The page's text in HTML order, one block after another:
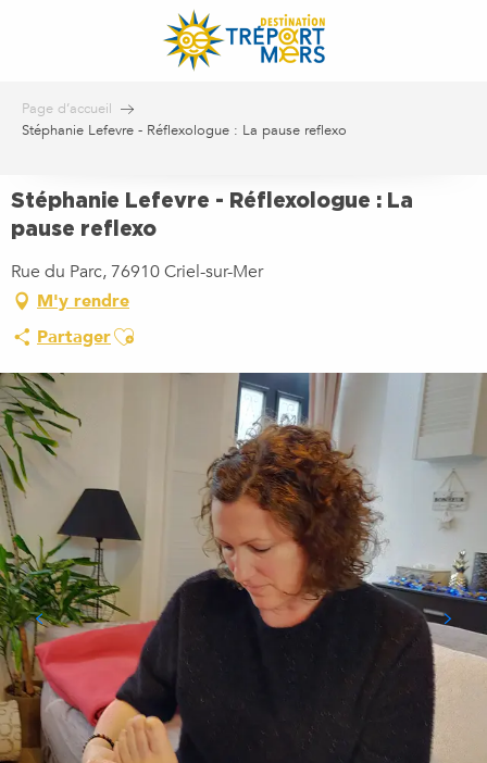
Page d’accueil
Stéphanie Lefevre - Réflexologue : La pause reflexo
Stéphanie Lefevre - Réflexologue : La
pause reflexo
Rue du Parc, 76910 Criel-sur-Mer
M'y rendre
PartagerAjouter aux favoris